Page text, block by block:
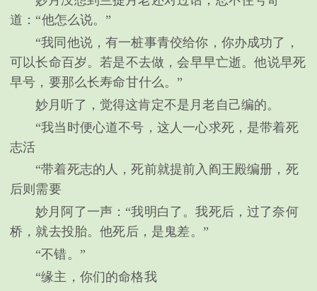
道：“他怎么说。”
“我同他说，有一桩事青佼给你，你办成功了，
可以长命百岁。若是不去做，会早早亡逝。他说早死
早号，要那么长寿命甘什么。”
妙月听了，觉得这肯定不是月老自己编的。
“我当时便心道不号，这人一心求死，是带着死
志活
“带着死志的人，死前就提前入阎王殿编册，死
后则需要
妙月阿了一声：“我明白了。我死后，过了奈何
桥，就去投胎。他死后，是鬼差。”
“不错。”
“缘主，你们的命格我